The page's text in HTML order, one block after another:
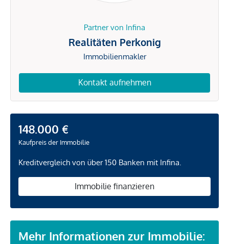
Partner von Infina
Realitäten Perkonig
Immobilienmakler
Kontakt aufnehmen
148.000 €
Kaufpreis der Immobilie
Kreditvergleich von über 150 Banken mit Infina.
Immobilie finanzieren
Mehr Informationen zur Immobilie: